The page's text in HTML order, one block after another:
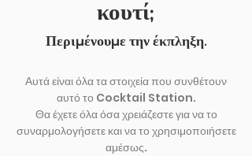
κουτί;
Περιμένουμε την έκπληξη.
Αυτά είναι όλα τα στοιχεία που συνθέτουν
αυτό το Cocktail Station.
Θα έχετε όλα όσα χρειάζεστε για να το
συναρμολογήσετε και να το χρησιμοποιήσετε
αμέσως.